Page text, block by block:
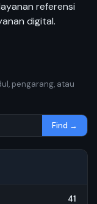
referensi
digital.
pengarang, atau
Find →
41